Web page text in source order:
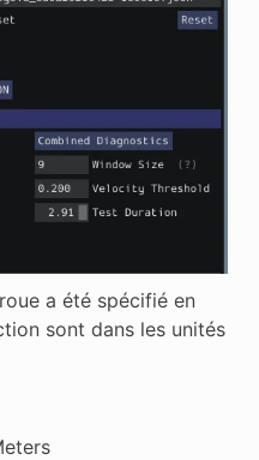
a été spécifié en
sont dans les unités